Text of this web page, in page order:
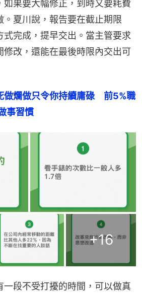
如果要大幅修正，到時又要耗費
。夏川說，報告要在截止期限
式完成，提早交出。當主管要求
修改，還能在最後時限內交出可
做爛做只令你持續庸碌　前5%職
事習慣
+16
一段不受打擾的時間，可以做真